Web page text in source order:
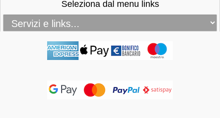
Seleziona dal menu links